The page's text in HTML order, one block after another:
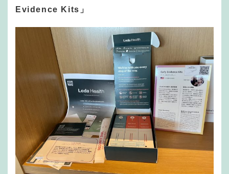
Evidence Kits」